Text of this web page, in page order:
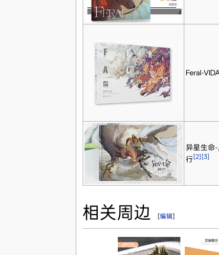
Feral-
异星生命
行[2] [3]
相关周边 [编辑]